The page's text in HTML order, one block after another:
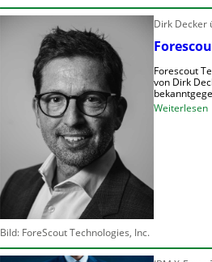
h
r
I
-
i
s
Bild: ForeScout Technologies, Inc.
Dirk Decker
Forescout
von Dirk
Weiterlesen: